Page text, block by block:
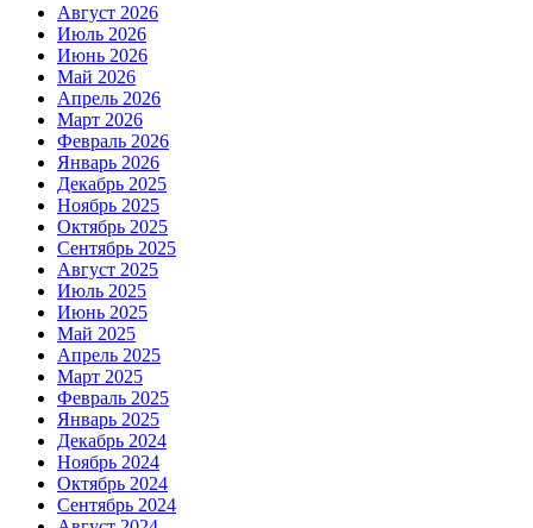
Август 2026
Июль 2026
Июнь 2026
Май 2026
Апрель 2026
Март 2026
Февраль 2026
Январь 2026
Декабрь 2025
Ноябрь 2025
Октябрь 2025
Сентябрь 2025
Август 2025
Июль 2025
Июнь 2025
Май 2025
Апрель 2025
Март 2025
Февраль 2025
Январь 2025
Декабрь 2024
Ноябрь 2024
Октябрь 2024
Сентябрь 2024